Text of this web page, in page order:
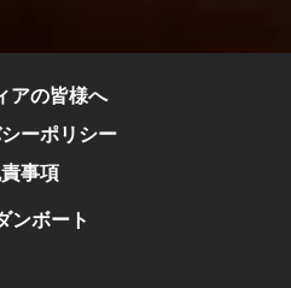
アの皆様へ
ーポリシー
事項
ンボート